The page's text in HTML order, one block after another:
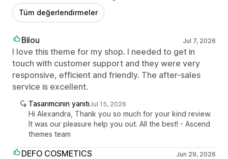
Tüm değerlendirmeler
Bilou Jul 7, 2026
I love this theme for my shop. I needed to get in
touch with customer support and they were very
responsive, efficient and friendly. The after-sales
service is excellent.
Tasarımcının yanıtıJul 15, 2026
Hi Alexandra, Thank you so much for your kind review.
It was our pleasure help you out. All the best! - Ascend
themes team
DEFO COSMETICS Jun 29, 2026